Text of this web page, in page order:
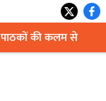
पाठकों की कलम से